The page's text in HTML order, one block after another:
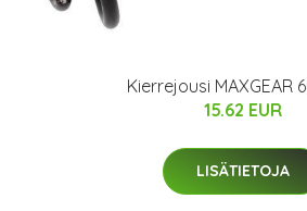
Kierrejousi MAXGEAR
15.62 EUR
LISÄTIETOJA